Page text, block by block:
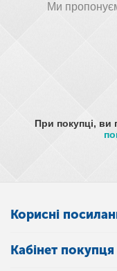
Ми
При покупці, ви
Корисні
Кабінет покупця